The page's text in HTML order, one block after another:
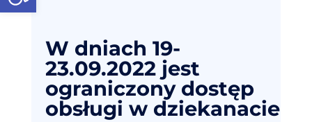
W dniach 19-
23.09.2022 jest
ograniczony dostęp
obsługi w dziekanacie